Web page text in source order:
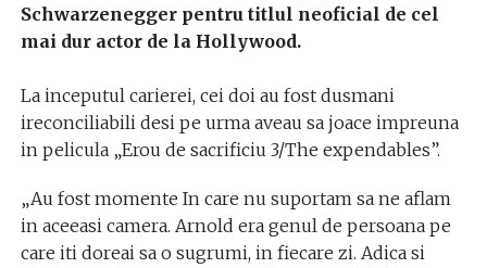
Schwarzenegger pentru titlul neoficial de cel
mai dur actor de la Hollywood.
La inceputul carierei, cei doi au fost dusmani
ireconciliabili desi pe urma aveau sa joace impreuna
in pelicula „Erou de sacrificiu 3/The expendables”.
„Au fost momente In care nu suportam sa ne aflam
in aceeasi camera. Arnold era genul de persoana pe
care iti doreai sa o sugrumi, in fiecare zi. Adica si